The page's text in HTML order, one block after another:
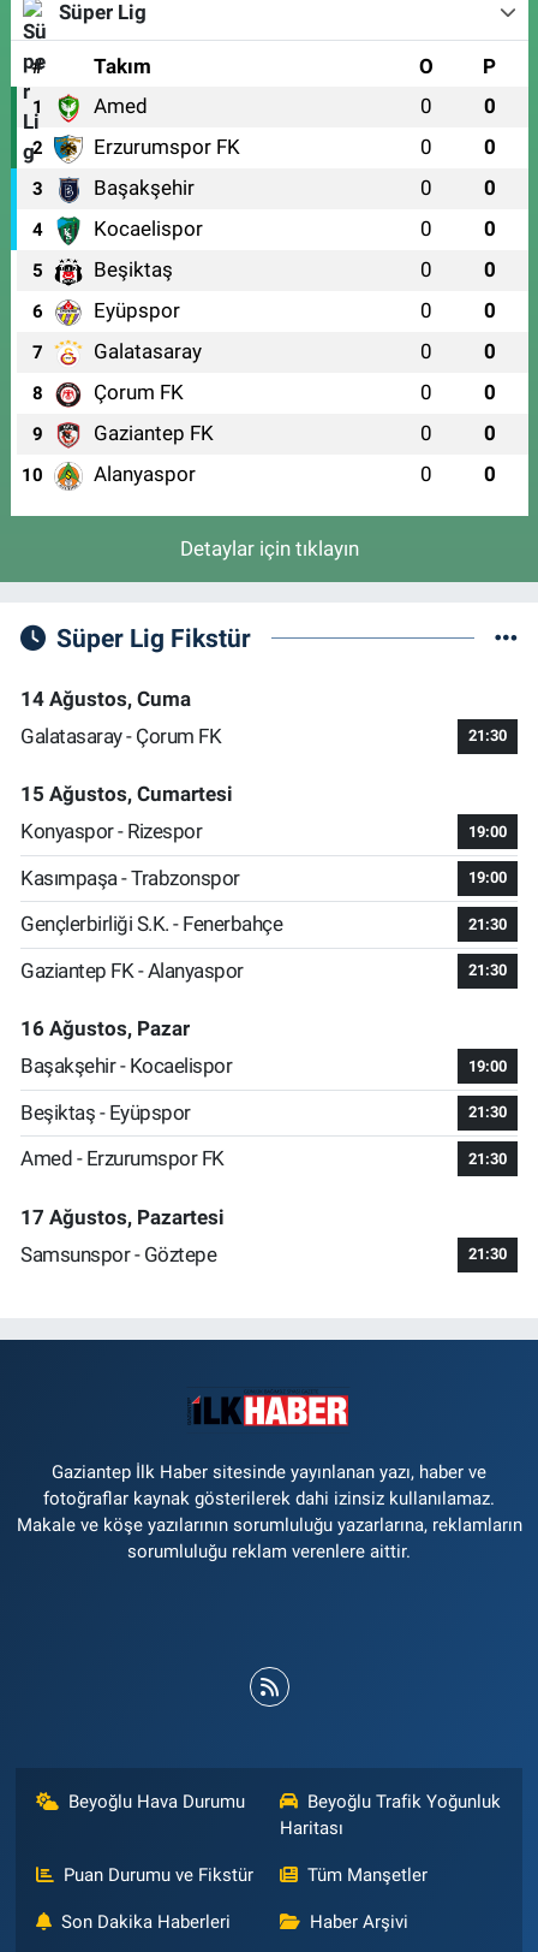
Süper Lig
# Takım O P
1 Amed 0 0
2 Erzurumspor FK 0 0
3 Başakşehir 0 0
4 Kocaelispor 0 0
5 Beşiktaş 0 0
6 Eyüpspor 0 0
7 Galatasaray 0 0
8 Çorum FK 0 0
9 Gaziantep FK 0 0
10 Alanyaspor 0 0
Detaylar için tıklayın
Süper Lig Fikstür
14 Ağustos, Cuma
Galatasaray - Çorum FK
21:30
15 Ağustos, Cumartesi
Konyaspor - Rizespor
19:00
Kasımpaşa - Trabzonspor 19:00
Gençlerbirliği S.K. - Fenerbahçe 21:30
Gaziantep FK - Alanyaspor 21:30
16 Ağustos, Pazar
Başakşehir - Kocaelispor
19:00
Beşiktaş - Eyüpspor 21:30
Amed - Erzurumspor FK 21:30
17 Ağustos, Pazartesi
Samsunspor - Göztepe
21:30
Gaziantep İlk Haber sitesinde yayınlanan yazı, haber ve
fotoğraflar kaynak gösterilerek dahi izinsiz kullanılamaz.
Makale ve köşe yazılarının sorumluluğu yazarlarına, reklamların
sorumluluğu reklam verenlere aittir.
Beyoğlu Hava Durumu
Beyoğlu Trafik Yoğunluk
Haritası
Puan Durumu ve Fikstür Tüm Manşetler
Son Dakika Haberleri Haber Arşivi